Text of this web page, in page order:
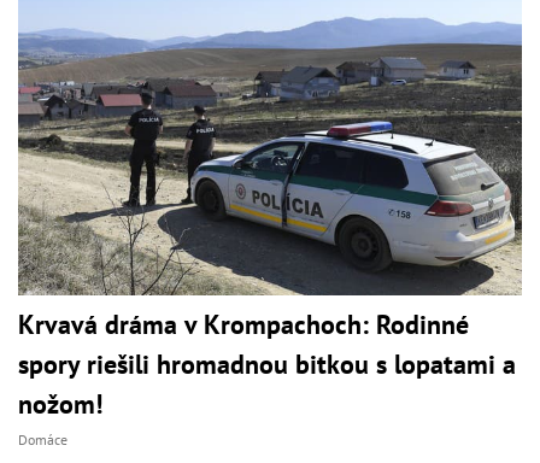
Krvavá dráma v Krompachoch: Rodinné
spory riešili hromadnou bitkou s lopatami a
nožom!
Domáce